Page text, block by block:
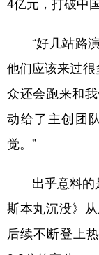
4亿元，打破中
“好几站路
他们应该来过很
众还会跑来和
动给了主创团
觉。”
出乎意料的
斯本丸沉没》
后续不断登上